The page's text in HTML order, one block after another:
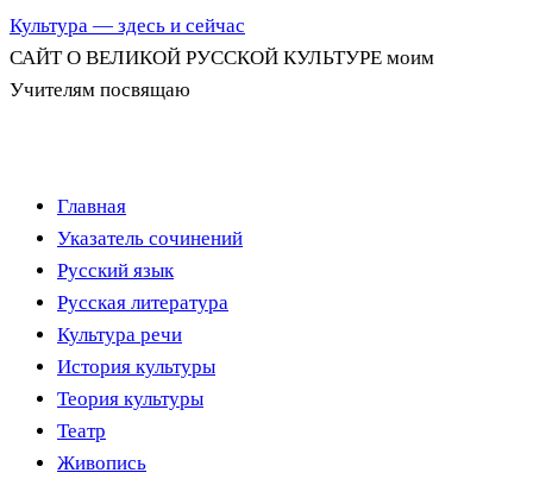
Культура — здесь и сейчас
САЙТ О ВЕЛИКОЙ РУССКОЙ КУЛЬТУРЕ моим
Учителям посвящаю
Перейти
содержимому
Главная
Указатель сочинений
Русский язык
Русская литература
Культура речи
История культуры
Теория культуры
Театр
Живопись